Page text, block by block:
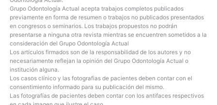
Grupo Odontología Actual acepta trabajos completos publicados
previamente en forma de resumen o trabajos no publicados presentados
en congresos o seminarios. Los trabajos propuestos no podrán
presentarse a ninguna otra revista mientras se encuentren sometidos a la
consideración del Grupo Odontología Actual
Los artículos firmados son de la responsabilidad de los autores y no
necesariamente reflejan la opinión del Grupo Odontología Actual o
institución alguna.
Los casos clínico y las fotografias de pacientes deben contar con el
consentimiento informado para su publicación del mismo.
Las fotografías de pacientes deben contar con los antifaces respectivos